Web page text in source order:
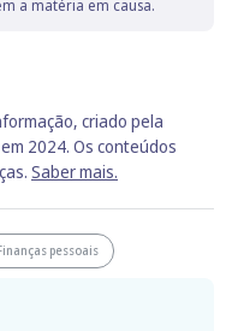
a matéria em causa.
criado pela
2024. Os conteúdos
Saber mais.
pessoais